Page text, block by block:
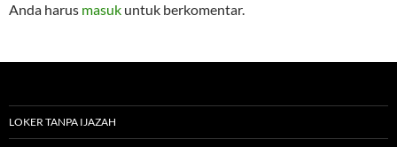
Anda harus masuk untuk berkomentar.
LOKER TANPA IJAZAH